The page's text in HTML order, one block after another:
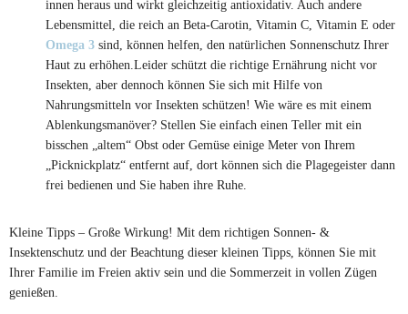
innen heraus und wirkt gleichzeitig antioxidativ. Auch andere
Lebensmittel, die reich an Beta-Carotin, Vitamin C, Vitamin E oder
Omega 3 sind, können helfen, den natürlichen Sonnenschutz Ihrer
Haut zu erhöhen.Leider schützt die richtige Ernährung nicht vor
Insekten, aber dennoch können Sie sich mit Hilfe von
Nahrungsmitteln vor Insekten schützen! Wie wäre es mit einem
Ablenkungsmanöver? Stellen Sie einfach einen Teller mit ein
bisschen „altem“ Obst oder Gemüse einige Meter von Ihrem
„Picknickplatz“ entfernt auf, dort können sich die Plagegeister dann
frei bedienen und Sie haben ihre Ruhe.
Kleine Tipps – Große Wirkung! Mit dem richtigen Sonnen- &
Insektenschutz und der Beachtung dieser kleinen Tipps, können Sie mit
Ihrer Familie im Freien aktiv sein und die Sommerzeit in vollen Zügen
genießen.